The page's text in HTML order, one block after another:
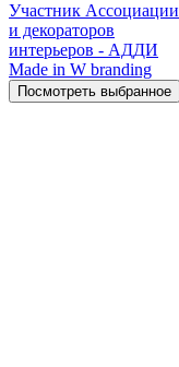
Участник
и декораторов
интерьеров - АДДИ
Made in W branding
Посмотреть выбранное